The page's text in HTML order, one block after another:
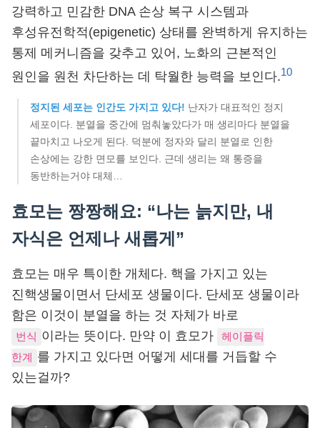
강력하고 민감한 DNA 손상 복구 시스템과
후성유전학적(epigenetic) 상태를 완벽하게 유지하는
통제 메커니즘을 갖추고 있어, 노화의 근본적인
원인을 원천 차단하는 데 탁월한 능력을 보인다.10
정지된 세포는 인간도 가지고 있다! 난자가 대표적인 정지
세포이다. 분열을 중간에 멈춰놓았다가 매 생리마다 분열을
끝마치고 나오게 된다. 덕분에 정자와 달리 분열로 인한
손상에는 강한 면모를 보인다. 근데 생리는 왜 통증을
동반하는거야 대체…
효모는 짱짱해요: “나는 늙지만, 내
자식은 언제나 새롭게”
효모는 매우 특이한 개체다. 핵을 가지고 있는
진핵생물이면서 단세포 생물이다. 단세포 생물이라
함은 이것이 분열을 하는 것 자체가 바로
번식 이라는 뜻이다. 만약 이 효모가
헤이플릭
한계
를 가지고 있다면 어떻게 세대를 거듭할 수
있는걸까?